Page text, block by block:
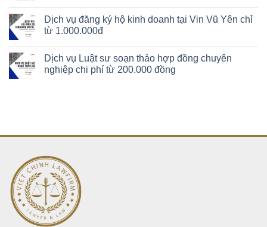
Dịch vụ đăng ký hộ kinh doanh tại Vin Vũ Yên chỉ
từ 1.000.000đ
Dịch vụ Luật sư soạn thảo hợp đồng chuyên
nghiệp chi phí từ 200.000 đồng